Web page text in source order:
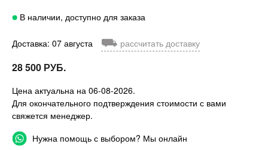
В наличии, доступно для заказа
Доставка: 07 августа ⛟ рассчитать доставку
28 500 РУБ.
Цена актуальна на 06-08-2026.
Для окончательного подтверждения стоимости с вами
свяжется менеджер.
Нужна помощь с выбором? Мы онлайн